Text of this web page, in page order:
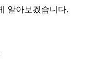
알아보겠습니다.